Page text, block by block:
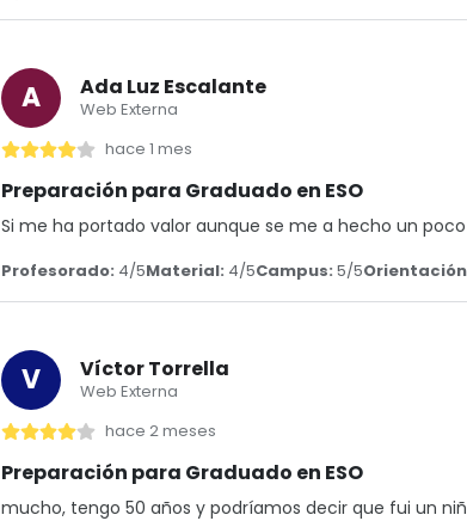
A Ada Luz Escalante
Web Externa
hace 1 mes
Preparación para Graduado en ESO
Si me ha portado valor aunque se me a hecho un
Profesorado: 4/5Material: 4/5Campus: 5/5
V Víctor Torrella
Web Externa
hace 2 meses
Preparación para Graduado en ESO
mucho, tengo 50 años y podríamos decir que fui un